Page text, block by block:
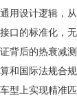
用设计逻辑，
口的标准化，
背后的热衰减
和国际法规合
型上实现精准